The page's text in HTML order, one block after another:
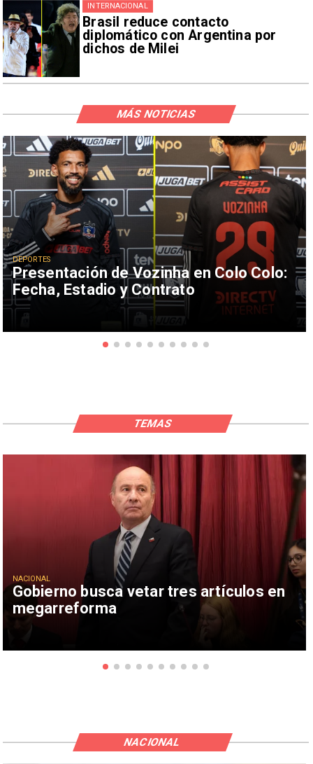
Brasil reduce contacto
diplomático con Argentina por
dichos de Milei
INTERNACIONAL
Presentación de Vozinha en Colo Colo:
Fecha, Estadio y Contrato
DEPORTES
MÁS NOTICIAS
Gobierno busca vetar tres artículos en
megarreforma
NACIONAL
TEMAS
NACIONAL